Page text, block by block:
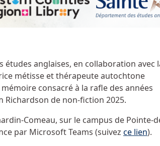
anglaises, en collaboration avec
métisse et thérapeute autochtone
consacré à la rafle des années
Richardson de non-fiction 2025.
Comeau, sur le campus de Pointe-
par Microsoft Teams (suivez ce lien).